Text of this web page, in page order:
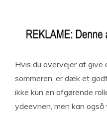
Hvis du overvejer at give
sommeren, er dæk et
ikke kun en afgørende
ydeevnen, men kan